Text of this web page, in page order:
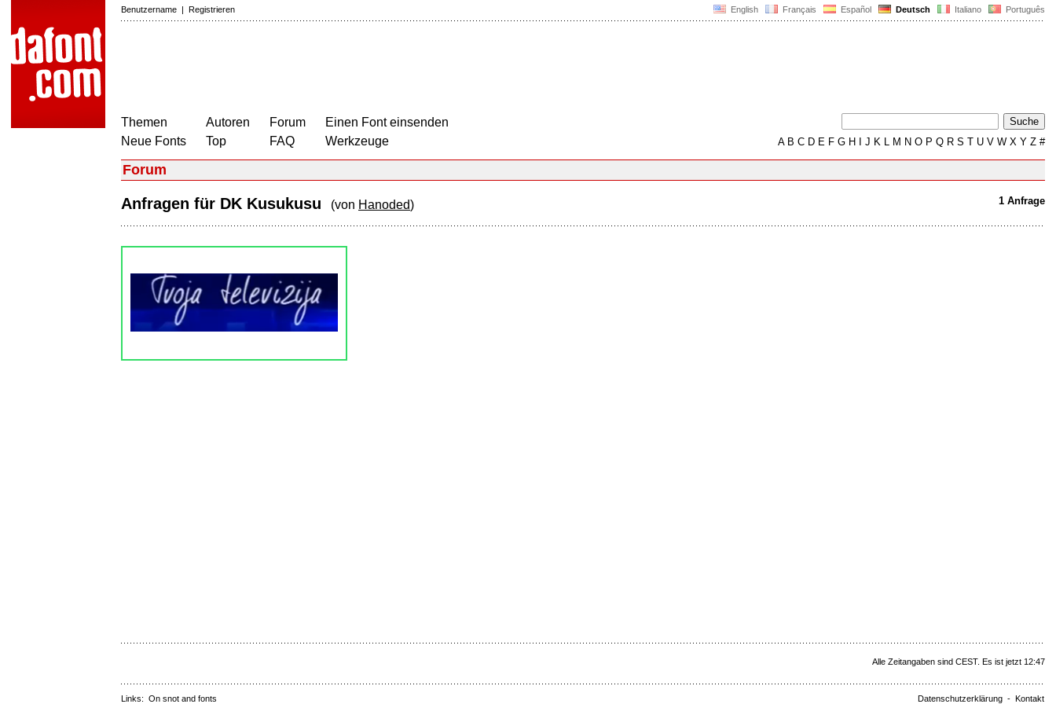
English Français Español Deutsch Italiano Português
Benutzername | Registrieren
Themen
Neue Fonts
Autoren
Top
Forum
FAQ
Einen Font einsenden
Werkzeuge
AB C D E F G H J K L M N O P Q R S T U V W X Y Z #
Forum
1 Anfrage
Anfragen für DK Kusukusu (von Hanoded)
Alle Zeitangaben sind CEST. Es ist jetzt 12:47
Datenschutzerklärung - Kontakt
Links: On snot and fonts